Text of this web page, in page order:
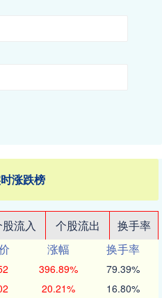
涨跌榜
流入 个股流出
换手率
涨幅
换手率
396.89% 79.39%
20.21% 16.80%